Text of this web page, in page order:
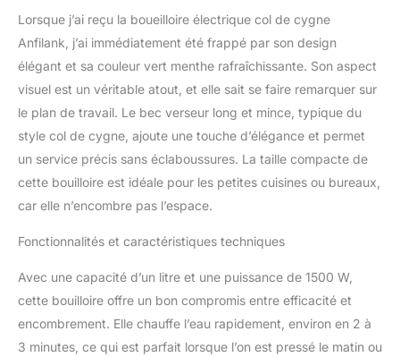
sensible et prévisible
pour donner le meilleur
goût lorsqu'elle est
versée sur du café ou du
thé. Ébullition rapide de
1500 W, facile à utiliser,
contrôle à un bouton.
Fonctionne à 1500 W
(120 V) et peut faire
électrique à col de cygne
chauffe rapide et d'arrêt
automatique, ce qui rend
plus facile et rapide votre
thé du matin, de l'avoine,
de la presse française et
Lorsque j’ai reçu la boueilloire électrique col de cygne
Anfilank, j’ai immédiatement été frappé par son design
élégant et sa couleur vert menthe rafraîchissante. Son aspect
visuel est un véritable atout, et elle sait se faire remarquer sur
le plan de travail. Le bec verseur long et mince, typique du
style col de cygne, ajoute une touche d’élégance et permet
un service précis sans éclaboussures. La taille compacte de
cette bouilloire est idéale pour les petites cuisines ou bureaux,
car elle n’encombre pas l’espace.
Fonctionnalités et caractéristiques techniques
Avec une capacité d’un litre et une puissance de 1500 W,
cette bouilloire offre un bon compromis entre efficacité et
encombrement. Elle chauffe l’eau rapidement, environ en 2 à
3 minutes, ce qui est parfait lorsque l’on est pressé le matin ou